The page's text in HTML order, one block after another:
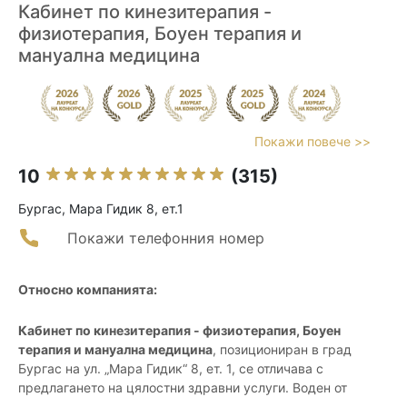
Кабинет по кинезитерапия -
физиотерапия, Боуен терапия и
мануална медицина
Покажи повече >>
10 (315)
Бургас, Мара Гидик 8, ет.1
Покажи телефонния номер
Относно компанията:
Кабинет по кинезитерапия - физиотерапия, Боуен
терапия и мануална медицина, позициониран в град
Бургас на ул. „Мара Гидик“ 8, ет. 1, се отличава с
предлагането на цялостни здравни услуги. Воден от